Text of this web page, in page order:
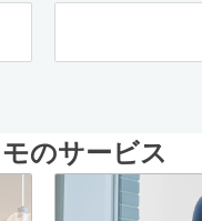
のサービス